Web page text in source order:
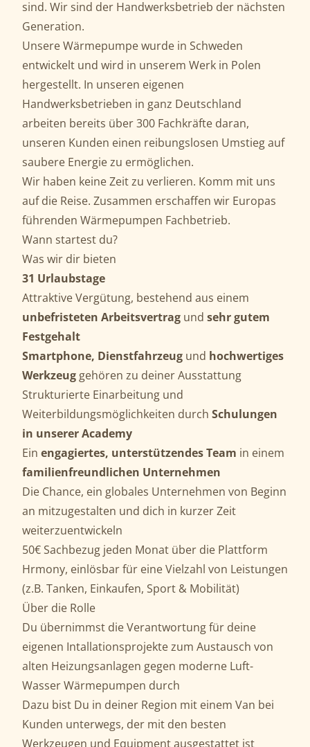
sind. Wir sind der Handwerksbetrieb der nächsten
Generation.
Unsere Wärmepumpe wurde in Schweden
entwickelt und wird in unserem Werk in Polen
hergestellt. In unseren eigenen
Handwerksbetrieben in ganz Deutschland
arbeiten bereits über 300 Fachkräfte daran,
unseren Kunden einen reibungslosen Umstieg auf
saubere Energie zu ermöglichen.
Wir haben keine Zeit zu verlieren. Komm mit uns
auf die Reise. Zusammen erschaffen wir Europas
führenden Wärmepumpen Fachbetrieb.
Wann startest du?
Was wir dir bieten
31 Urlaubstage
Attraktive Vergütung, bestehend aus einem
unbefristeten Arbeitsvertrag und sehr gutem
Festgehalt
Smartphone, Dienstfahrzeug und hochwertiges
Werkzeug gehören zu deiner Ausstattung
Strukturierte Einarbeitung und
Weiterbildungsmöglichkeiten durch Schulungen
in unserer Academy
Ein engagiertes, unterstützendes Team in einem
familienfreundlichen Unternehmen
Die Chance, ein globales Unternehmen von Beginn
an mitzugestalten und dich in kurzer Zeit
weiterzuentwickeln
50€ Sachbezug jeden Monat über die Plattform
Hrmony, einlösbar für eine Vielzahl von Leistungen
(z.B. Tanken, Einkaufen, Sport & Mobilität)
Über die Rolle
Du übernimmst die Verantwortung für deine
eigenen Intallationsprojekte zum Austausch von
alten Heizungsanlagen gegen moderne Luft-
Wasser Wärmepumpen durch
Dazu bist Du in deiner Region mit einem Van bei
Kunden unterwegs, der mit den besten
Werkzeugen und Equipment ausgestattet ist